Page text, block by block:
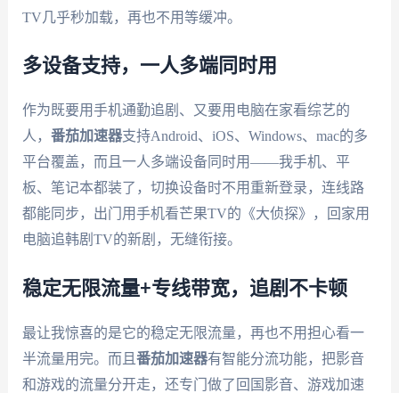
TV几乎秒加载，再也不用等缓冲。
多设备支持，一人多端同时用
作为既要用手机通勤追剧、又要用电脑在家看综艺的
人， 番茄加速器支持Android、iOS、Windows、mac的多
平台覆盖，而且一人多端设备同时用——我手机、平
板、笔记本都装了，切换设备时不用重新登录，连线路
都能同步，出门用手机看芒果TV的《大侦探》，回家用
电脑追韩剧TV的新剧，无缝衔接。
稳定无限流量+专线带宽，追剧不卡顿
最让我惊喜的是它的稳定无限流量，再也不用担心看一
半流量用完。而且 番茄加速器有智能分流功能，把影音
和游戏的流量分开走，还专门做了回国影音、游戏加速